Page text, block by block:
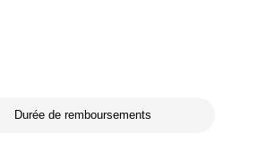
Durée de remboursements